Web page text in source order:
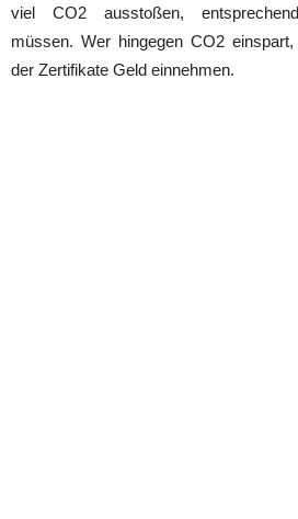
viel CO2 ausstoßen,
müssen. Wer hingegen CO2
der Zertifikate Geld einnehmen.